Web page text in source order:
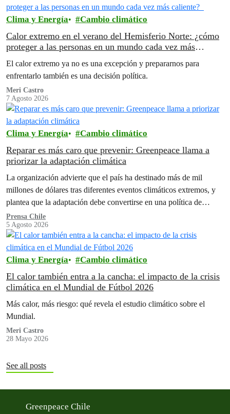
Clima y Energía Cambio climático
Calor extremo en el verano del Hemisferio Norte: ¿cómo
proteger a las personas en un mundo cada vez más
El calor extremo ya no es una excepción y prepararnos para
enfrentarlo también es una decisión política.
Meri Castro
7 Agosto 2026
Clima y Energía Cambio climático
Reparar es más caro que prevenir: Greenpeace llama a
priorizar la adaptación climática
La organización advierte que el país ha destinado más de mil
millones de dólares tras diferentes eventos climáticos extremos, y
plantea que la adaptación debe convertirse en una política de
Estado para reducir los impactos humanos y económicos de futuras
emergencias.
Prensa Chile
5 Agosto 2026
Clima y Energía Cambio climático
El calor también entra a la cancha: el impacto de la crisis
climática en el Mundial de Fútbol 2026
Más calor, más riesgo: qué revela el estudio climático sobre el
Mundial.
Meri Castro
28 Mayo 2026
See all posts
Greenpeace Chile